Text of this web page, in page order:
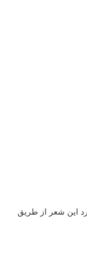
این شعر از طریق